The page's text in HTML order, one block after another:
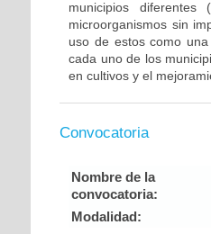
municipios
microorganismos sin
uso de estos como
cada uno de los
en cultivos y el
Convocatoria
Nombre de la
convocatoria:
Modalidad: